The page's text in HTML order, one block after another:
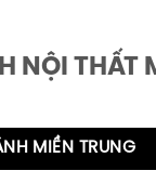
NỘI THẤT
MIỀN TRUNG